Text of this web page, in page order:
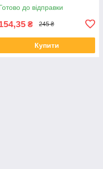
до відправки
₴ 245 ₴
Купити